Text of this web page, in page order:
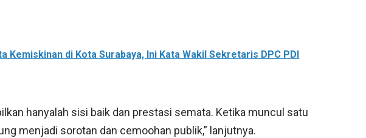
Kemiskinan di Kota Surabaya, Ini Kata Wakil Sekretaris DPC PDI
hanyalah sisi baik dan prestasi semata. Ketika muncul satu
menjadi sorotan dan cemoohan publik,” lanjutnya.